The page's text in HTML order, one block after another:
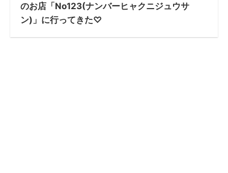
のお店「No123(ナンバーヒャクニジュウサ
ン)」に行ってきた♡